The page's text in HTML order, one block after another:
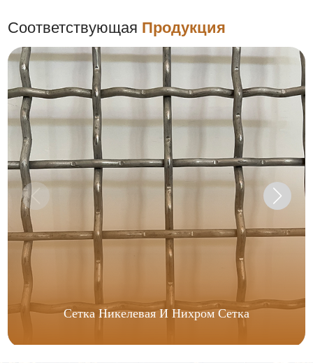
Соответствующая Продукция
Сетка Никелевая И Нихром Сетка